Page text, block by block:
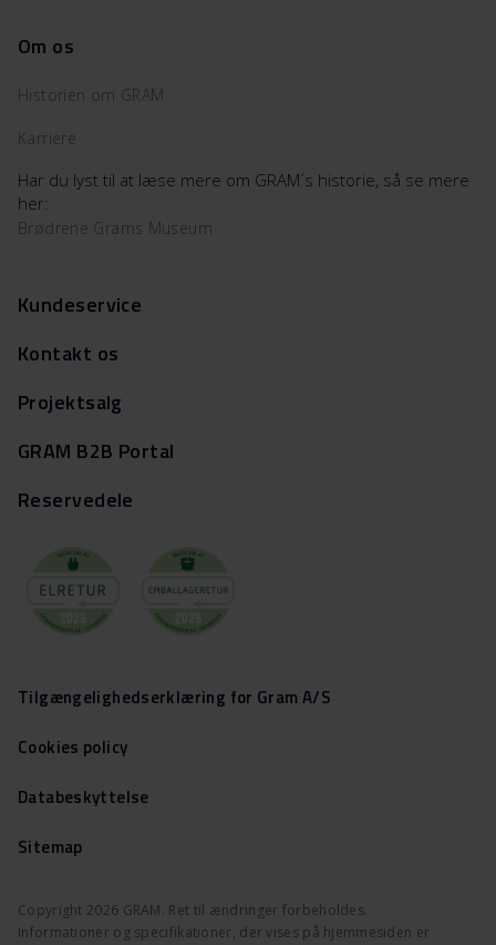
Om os
Historien om GRAM
Karriere
Har du lyst til at læse mere om GRAM´s historie, så se mere
her:
Brødrene Grams Museum
Kundeservice
Kontakt os
Projektsalg
GRAM B2B Portal
Reservedele
Copyright 2026 GRAM. Ret til ændringer forbeholdes.
Informationer og specifikationer, der vises på hjemmesiden er
Tilgængelighedserklæring for Gram A/S
Cookies policy
Databeskyttelse
Sitemap